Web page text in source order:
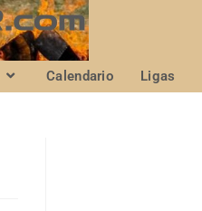
Calendario Ligas